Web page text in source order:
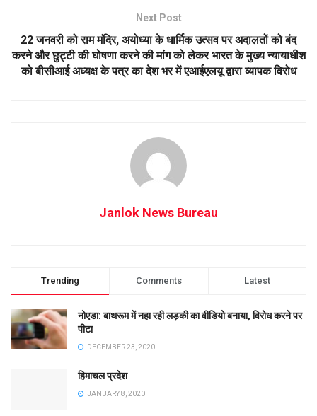
Next Post
22 जनवरी को राम मंदिर, अयोध्या के धार्मिक उत्सव पर अदालतों को बंद
करने और छुट्टी की घोषणा करने की मांग को लेकर भारत के मुख्य न्यायाधीश
को बीसीआई अध्यक्ष के पत्र का देश भर में एआईएलयू द्वारा व्यापक विरोध
Janlok News Bureau
Trending Comments Latest
नोएडा: बाथरूम में नहा रही लड़की का वीडियो बनाया, विरोध करने पर
पीटा
DECEMBER 23, 2020
हिमाचल प्रदेश
JANUARY 8, 2020